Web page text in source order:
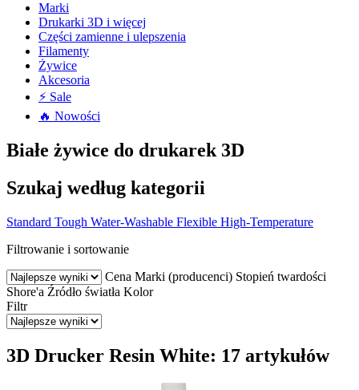
Marki
Drukarki 3D i więcej
Części zamienne i ulepszenia
Filamenty
Żywice
Akcesoria
⚡ Sale
🔥 Nowości
Białe żywice do drukarek 3D
Szukaj według kategorii
Standard Tough Water-Washable Flexible High-Temperature
Filtrowanie i sortowanie
Cena Marki (producenci) Stopień twardości
Shore'a Źródło światła Kolor
Filtr
3D Drucker Resin White: 17 artykułów